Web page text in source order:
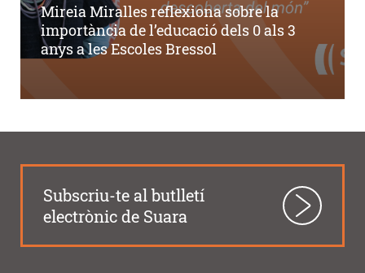
Mireia Miralles reflexiona sobre la
importància de l’educació dels 0 als 3
anys a les Escoles Bressol
Subscriu-te al butlletí
electrònic de Suara